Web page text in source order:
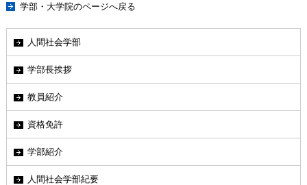
人間社会学部
学部長挨拶
教員紹介
資格免許
学部紹介
人間社会学部紀要
学部・大学院のページへ戻る